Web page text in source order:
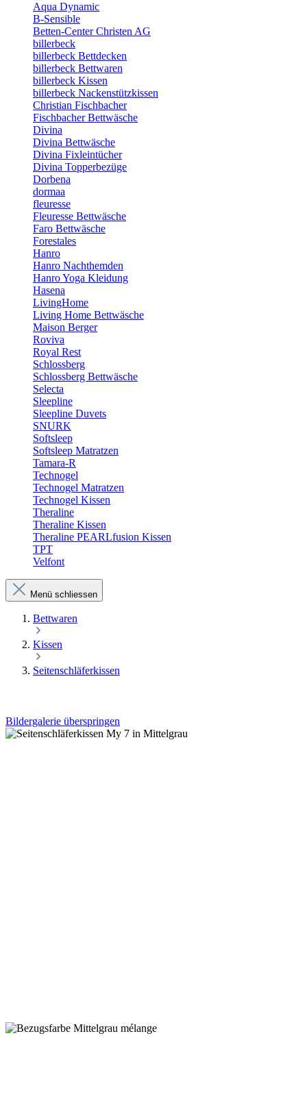
Aqua Dynamic
B-Sensible
Betten-Center Christen AG
billerbeck
billerbeck Bettdecken
billerbeck Bettwaren
billerbeck Kissen
billerbeck Nackenstützkissen
Christian Fischbacher
Fischbacher Bettwäsche
Divina
Divina Bettwäsche
Divina Fixleintücher
Divina Topperbezüge
Dorbena
dormaa
fleuresse
Fleuresse Bettwäsche
Faro Bettwäsche
Forestales
Hanro
Hanro Nachthemden
Hanro Yoga Kleidung
Hasena
LivingHome
Living Home Bettwäsche
Maison Berger
Roviva
Royal Rest
Schlossberg
Schlossberg Bettwäsche
Selecta
Sleepline
Sleepline Duvets
SNURK
Softsleep
Softsleep Matratzen
Tamara-R
Technogel
Technogel Matratzen
Technogel Kissen
Theraline
Theraline Kissen
Theraline PEARLfusion Kissen
TPT
Velfont
Menü schliessen
Bettwaren
Kissen
Seitenschläferkissen
Bildergalerie überspringen